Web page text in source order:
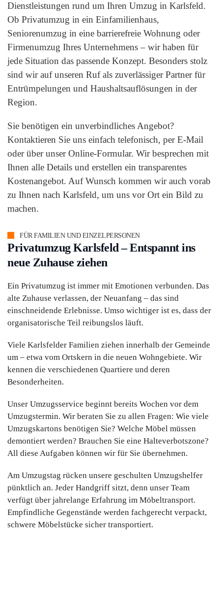
Dienstleistungen rund um Ihren Umzug in Karlsfeld.
Ob Privatumzug in ein Einfamilienhaus,
Seniorenumzug in eine barrierefreie Wohnung oder
Firmenumzug Ihres Unternehmens – wir haben für
jede Situation das passende Konzept. Besonders stolz
sind wir auf unseren Ruf als zuverlässiger Partner für
Entrümpelungen und Haushaltsauflösungen in der
Region.
Sie benötigen ein unverbindliches Angebot?
Kontaktieren Sie uns einfach telefonisch, per E-Mail
oder über unser Online-Formular. Wir besprechen mit
Ihnen alle Details und erstellen ein transparentes
Kostenangebot. Auf Wunsch kommen wir auch vorab
zu Ihnen nach Karlsfeld, um uns vor Ort ein Bild zu
machen.
FÜR FAMILIEN UND EINZELPERSONEN
Privatumzug Karlsfeld – Entspannt ins
neue Zuhause ziehen
Ein Privatumzug ist immer mit Emotionen verbunden. Das
alte Zuhause verlassen, der Neuanfang – das sind
einschneidende Erlebnisse. Umso wichtiger ist es, dass der
organisatorische Teil reibungslos läuft.
Viele Karlsfelder Familien ziehen innerhalb der Gemeinde
um – etwa vom Ortskern in die neuen Wohngebiete. Wir
kennen die verschiedenen Quartiere und deren
Besonderheiten.
Unser Umzugsservice beginnt bereits Wochen vor dem
Umzugstermin. Wir beraten Sie zu allen Fragen: Wie viele
Umzugskartons benötigen Sie? Welche Möbel müssen
demontiert werden? Brauchen Sie eine Halteverbotszone?
All diese Aufgaben können wir für Sie übernehmen.
Am Umzugstag rücken unsere geschulten Umzugshelfer
pünktlich an. Jeder Handgriff sitzt, denn unser Team
verfügt über jahrelange Erfahrung im Möbeltransport.
Empfindliche Gegenstände werden fachgerecht verpackt,
schwere Möbelstücke sicher transportiert.